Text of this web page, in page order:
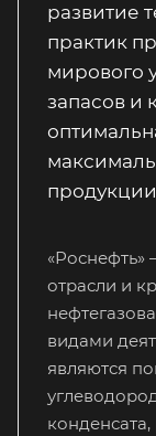
развитие
практик
мирового
запасов и
отрасли и
видами
являются